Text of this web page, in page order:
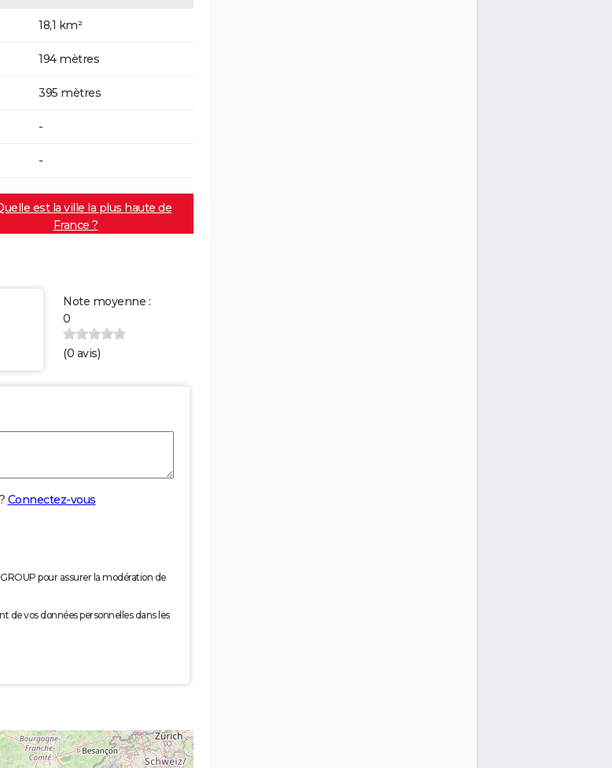
18,1 km²
194 mètres
395 mètres
-
-
est la ville la plus haute de
France ?
Note moyenne :
0
(0 avis)
Connectez-vous
pour assurer la modération de
de vos données personnelles dans les